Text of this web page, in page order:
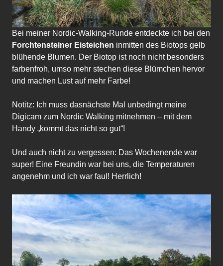
Bei meiner Nordic-Walking-Runde entdeckte ich bei den
Forchtensteiner Eisteichen inmitten des Biotops gelb
blühende Blumen. Der Biotop ist noch nicht besonders
farbenfroh, umso mehr stechen diese Blümchen hervor
und machen Lust auf mehr Farbe!
Notitz: Ich muss dasnächste Mal unbedingt meine
Digicam zum Nordic Walking mitnehmen – mit dem
Handy „kommt das nicht so gut“!
Und auch nicht zu vergessen: Das Wochenende war
super! Eine Freundin war bei uns, die Temperaturen
angenehm und ich war faul! Herrlich!